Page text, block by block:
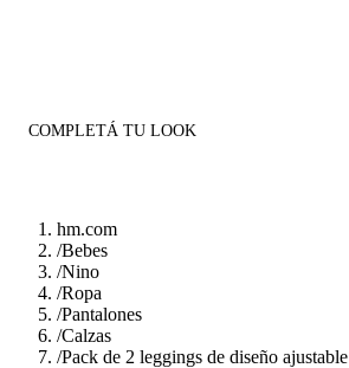
COMPLETÁ TU LOOK
hm.com
/Bebes
/Nino
/Ropa
/Pantalones
/Calzas
/Pack de 2 leggings de diseño ajustable